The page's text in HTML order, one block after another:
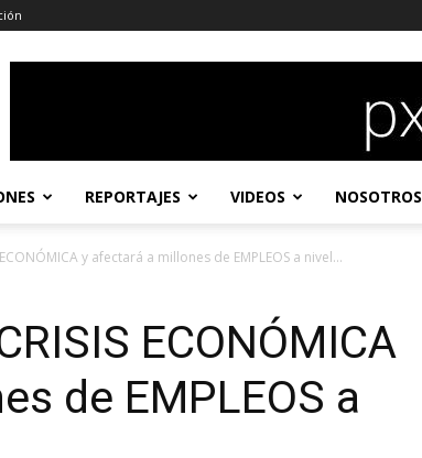
REPORTAJES VIDEOS NOSOTROS
y afectará a millones de EMPLEOS a nivel...
ECONÓMICA
de EMPLEOS a